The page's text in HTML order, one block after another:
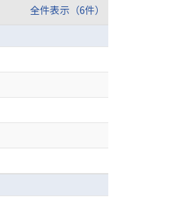
全件表示（6件）